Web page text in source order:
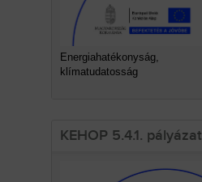
Energiahatékonyság,
klímatudatosság
KEHOP 5.4.1. pályázat